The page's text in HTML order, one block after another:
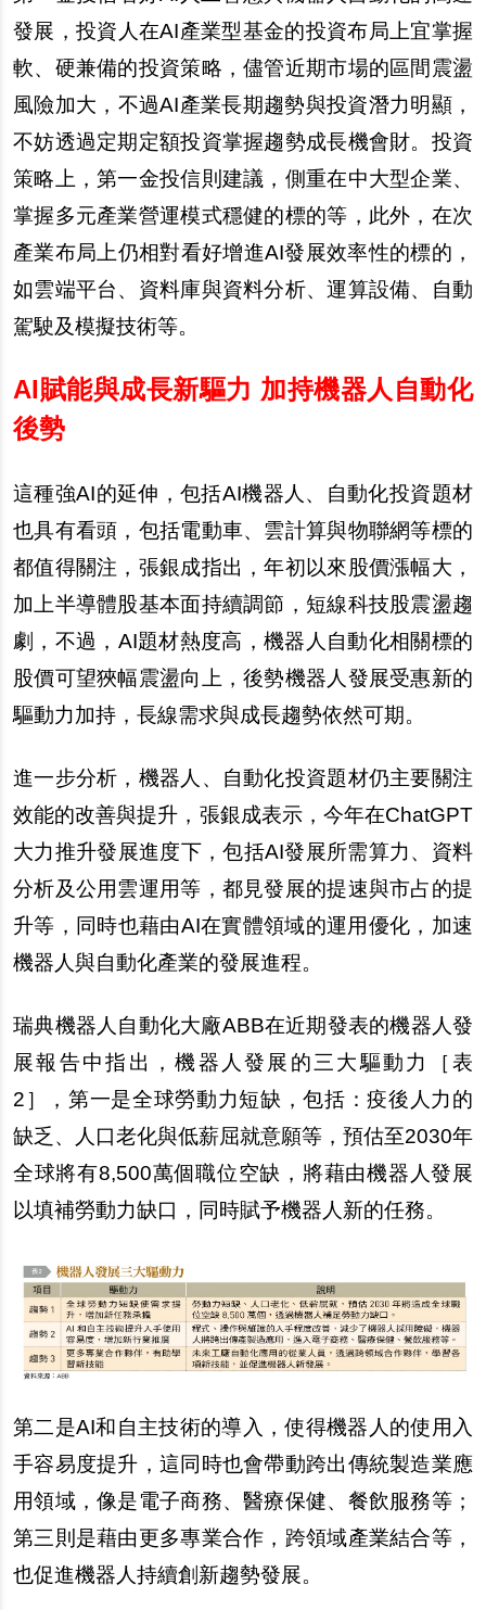
發展，投資人在AI產業型基金的投資布局上宜掌握
軟、硬兼備的投資策略，儘管近期市場的區間震盪
風險加大，不過AI產業長期趨勢與投資潛力明顯，
不妨透過定期定額投資掌握趨勢成長機會財。投資
策略上，第一金投信則建議，側重在中大型企業、
掌握多元產業營運模式穩健的標的等，此外，在次
產業布局上仍相對看好增進AI發展效率性的標的，
如雲端平台、資料庫與資料分析、運算設備、自動
駕駛及模擬技術等。
AI賦能與成長新驅力 加持機器人自動化
後勢
這種強AI的延伸，包括AI機器人、自動化投資題材
也具有看頭，包括電動車、雲計算與物聯網等標的
都值得關注，張銀成指出，年初以來股價漲幅大，
加上半導體股基本面持續調節，短線科技股震盪趨
劇，不過，AI題材熱度高，機器人自動化相關標的
股價可望狹幅震盪向上，後勢機器人發展受惠新的
驅動力加持，長線需求與成長趨勢依然可期。
進一步分析，機器人、自動化投資題材仍主要關注
效能的改善與提升，張銀成表示，今年在ChatGPT
大力推升發展進度下，包括AI發展所需算力、資料
分析及公用雲運用等，都見發展的提速與市占的提
升等，同時也藉由AI在實體領域的運用優化，加速
機器人與自動化產業的發展進程。
瑞典機器人自動化大廠ABB在近期發表的機器人發
展報告中指出，機器人發展的三大驅動力［表
2］，第一是全球勞動力短缺，包括：疫後人力的
缺乏、人口老化與低薪屈就意願等，預估至2030年
全球將有8,500萬個職位空缺，將藉由機器人發展
以填補勞動力缺口，同時賦予機器人新的任務。
第二是AI和自主技術的導入，使得機器人的使用入
手容易度提升，這同時也會帶動跨出傳統製造業應
用領域，像是電子商務、醫療保健、餐飲服務等；
第三則是藉由更多專業合作，跨領域產業結合等，
也促進機器人持續創新趨勢發展。